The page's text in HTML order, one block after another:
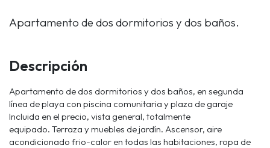
Apartamento de dos dormitorios y dos baños.
Descripción
Apartamento de dos dormitorios y dos baños, en segunda
línea de playa con piscina comunitaria y plaza de garaje
Incluida en el precio, vista general, totalmente
equipado. Terraza y muebles de jardín. Ascensor, aire
acondicionado frio-calor en todas las habitaciones, ropa de